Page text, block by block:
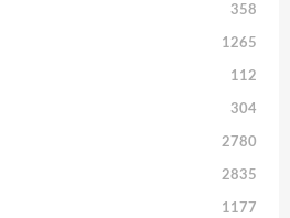
358
1265
112
304
2780
2835
1177